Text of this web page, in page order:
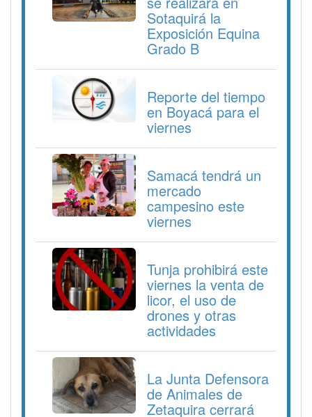
Sotaquirá la
Exposición Equina
Grado B
Reporte del tiempo
en Boyacá para el
viernes
Samacá tendrá un
mercado
campesino este
viernes
Tunja prohibirá este
viernes la venta de
licor, el uso de
drones y otras
actividades
La Junta Defensora
de Animales de
Zetaquira cerrará